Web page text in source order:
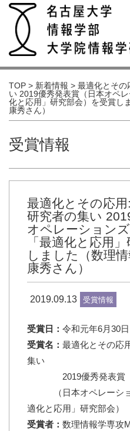
TOP > 新着情報 > 最適化とその
い 2019優秀発表賞（日本オペ
化と応用」研究部会）を受賞
康秀さん）
受賞情報
最適化とその応
研究者の集い
オペレーション
「最適化と応用
しました（数理
康秀さん）
2019.09.13 受賞情報
受賞日： 令和元年6月30日
受賞名： 最適化とその応
集い
2019優秀発表賞
（日本オペレーショ
適化と応用」研究部会）
受賞者： 数理情報学専攻